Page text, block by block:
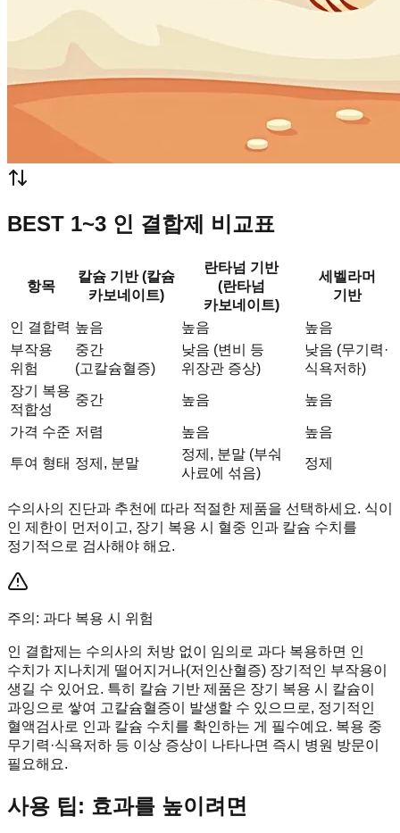
BEST 1~3 인 결합제 비교표
항목
칼슘 기반 (칼슘
카보네이트)
란타넘 기반
(란타넘
카보네이트)
세벨라머
기반
인 결합력 높음 높음
높음
부작용
위험
중간
(고칼슘혈증)
낮음 (변비 등
위장관 증상)
낮음 (무기력·
식욕저하)
장기 복용
적합성
중간 높음 높음
가격 수준 저렴 높음 높음
투여 형태 정제, 분말
정제, 분말 (부숴
사료에 섞음)
정제
수의사의 진단과 추천에 따라 적절한 제품을 선택하세요. 식이
인 제한이 먼저이고, 장기 복용 시 혈중 인과 칼슘 수치를
정기적으로 검사해야 해요.
주의: 과다 복용 시 위험
인 결합제는 수의사의 처방 없이 임의로 과다 복용하면 인
수치가 지나치게 떨어지거나(저인산혈증) 장기적인 부작용이
생길 수 있어요. 특히 칼슘 기반 제품은 장기 복용 시 칼슘이
과잉으로 쌓여 고칼슘혈증이 발생할 수 있으므로, 정기적인
혈액검사로 인과 칼슘 수치를 확인하는 게 필수예요. 복용 중
무기력·식욕저하 등 이상 증상이 나타나면 즉시 병원 방문이
필요해요.
사용 팁: 효과를 높이려면